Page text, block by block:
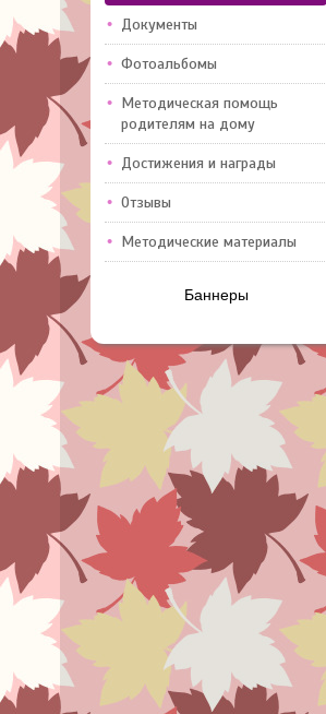
Документы
Фотоальбомы
Методическая помощь
родителям на дому
Достижения и награды
Отзывы
Методические материалы
Баннеры